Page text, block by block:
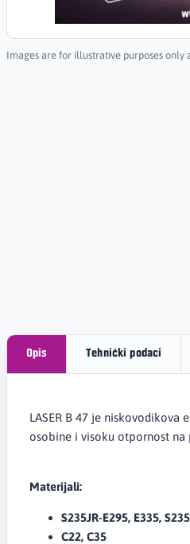
Images are for illustrative purposes
Opis Tehnički podaci
LASER B 47 je
osobine i visoku otpornost na
Materijali:
S235JR-E295, E335,
C22, C35